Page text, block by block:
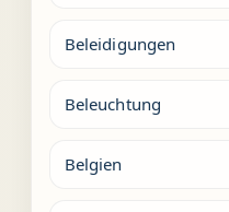
Beleidigungen
Beleuchtung
Belgien